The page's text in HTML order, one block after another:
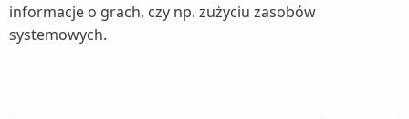
informacje o grach, czy np. zużyciu zasobów
systemowych.